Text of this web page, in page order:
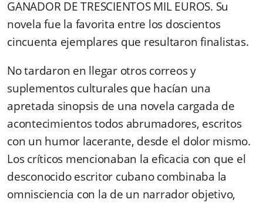
GANADOR DE TRESCIENTOS MIL EUROS. Su
novela fue la favorita entre los doscientos
cincuenta ejemplares que resultaron finalistas.
No tardaron en llegar otros correos y
suplementos culturales que hacían una
apretada sinopsis de una novela cargada de
acontecimientos todos abrumadores, escritos
con un humor lacerante, desde el dolor mismo.
Los críticos mencionaban la eficacia con que el
desconocido escritor cubano combinaba la
omnisciencia con la de un narrador objetivo,